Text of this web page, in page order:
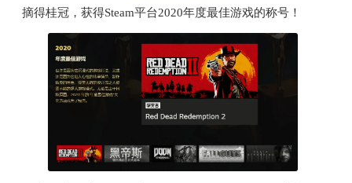
摘得桂冠，获得Steam平台2020年度最佳游戏的称号！